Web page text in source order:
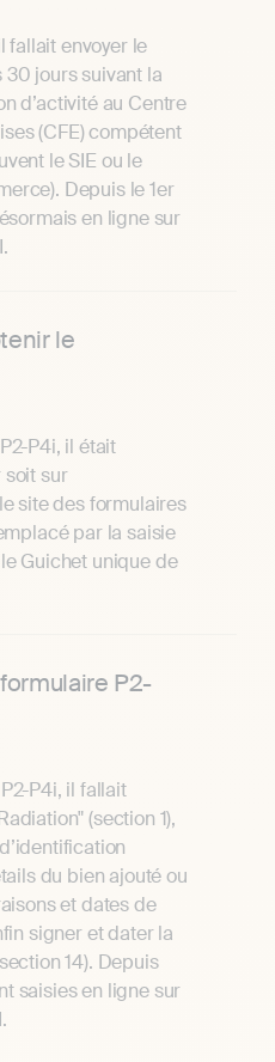
fallait envoyer le
jours suivant la
d’activité au Centre
(CFE) compétent
le SIE ou le
Depuis le 1er
en ligne sur
le
P4i, il était
sur
site des formulaires
par la saisie
Guichet unique de
P2-
P4i, il fallait
(section 1),
du bien ajouté ou
et dates de
signer et dater la
14). Depuis
saisies en ligne sur